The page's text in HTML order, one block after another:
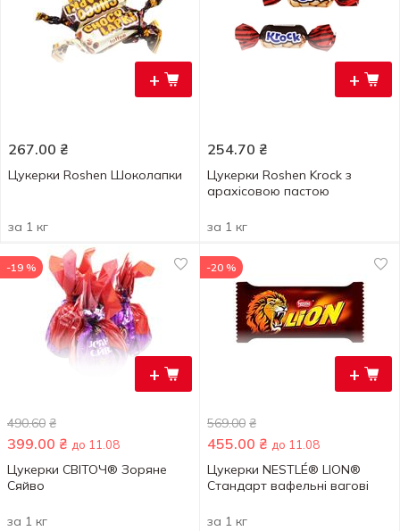
+
267.00 ₴
Цукерки Roshen Шоколапки
за 1 кг
+
254.70 ₴
Цукерки Roshen Krock з
арахісовою пастою
за 1 кг
+
-19 %
490.60 ₴
399.00 ₴ до 11.08
Цукерки СВІТОЧ® Зоряне
Сяйво
за 1 кг
+
-20 %
569.00 ₴
455.00 ₴ до 11.08
Цукерки NESTLÉ® LION®
Стандарт вафельні вагові
за 1 кг